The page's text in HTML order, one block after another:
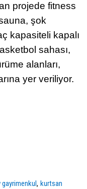
projede fitness
şok
kapasiteli kapalı
sahası,
alanları,
yer veriliyor.
gayrimenkul,kurtsan